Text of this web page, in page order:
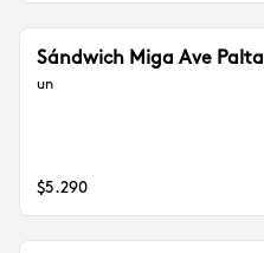
Sándwich Miga Ave Palta
un
$5.290